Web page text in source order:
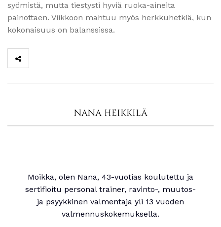
syömistä, mutta tiestysti hyviä ruoka-aineita
painottaen. Viikkoon mahtuu myös herkkuhetkiä, kun
kokonaisuus on balanssissa.
NANA HEIKKILÄ
Moikka, olen Nana, 43-vuotias koulutettu ja
sertifioitu personal trainer, ravinto-, muutos-
ja psyykkinen valmentaja yli 13 vuoden
valmennuskokemuksella.